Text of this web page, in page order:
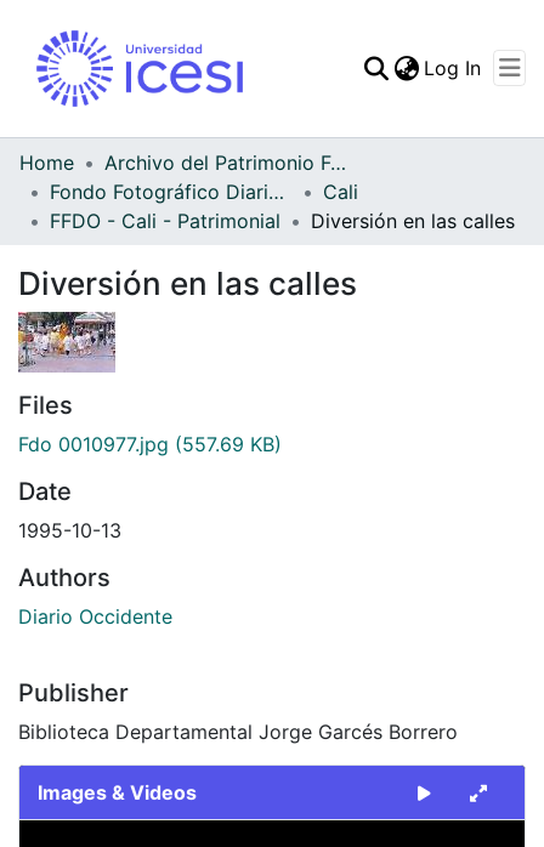
Statistics
Log In
Home
Archivo del Patrimonio Fotográfico y Fílmico del Valle del Cauca
Fondo Fotográfico Diario Occidente
Cali
FFDO - Cali - Patrimonial
Diversión en las calles
Diversión en las calles
Files
Fdo 0010977.jpg (557.69 KB)
Date
1995-10-13
Authors
Diario Occidente
Publisher
Biblioteca Departamental Jorge Garcés Borrero
Images & Videos